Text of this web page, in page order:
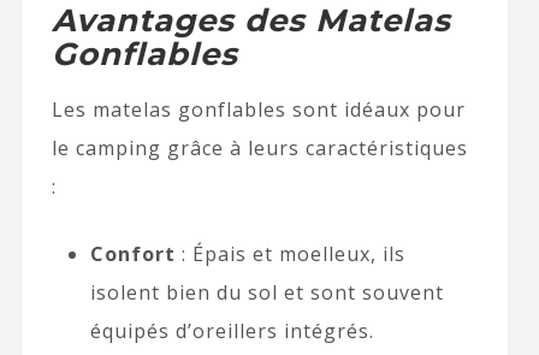
Avantages des Matelas
Gonflables
Les matelas gonflables sont idéaux pour
le camping grâce à leurs caractéristiques
:
Confort : Épais et moelleux, ils
isolent bien du sol et sont souvent
équipés d’oreillers intégrés.